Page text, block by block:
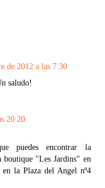
de 2012 a las 7:30
saludo!
20:20
puedes encontrar la
"Les Jardins" en
la Plaza del Angel nº4